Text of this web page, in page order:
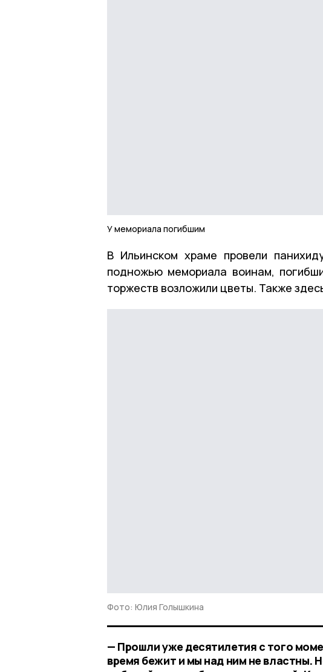
У мемориала погибшим
В Ильинском храме провели
подножью мемориала воинам,
торжеств возложили цветы. Также
Фото: Юлия Голышкина
— Прошли уже десятилетия с того
время бежит и мы над ним не властны.